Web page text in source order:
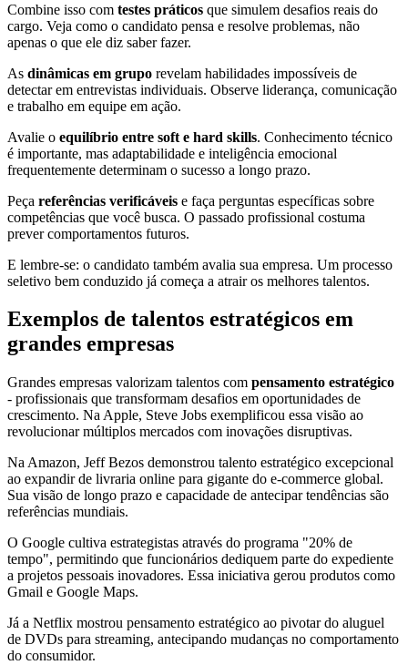
Combine isso com testes práticos que simulem desafios reais do
cargo. Veja como o candidato pensa e resolve problemas, não
apenas o que ele diz saber fazer.
As dinâmicas em grupo revelam habilidades impossíveis de
detectar em entrevistas individuais. Observe liderança, comunicação
e trabalho em equipe em ação.
Avalie o equilíbrio entre soft e hard skills. Conhecimento técnico
é importante, mas adaptabilidade e inteligência emocional
frequentemente determinam o sucesso a longo prazo.
Peça referências verificáveis e faça perguntas específicas sobre
competências que você busca. O passado profissional costuma
prever comportamentos futuros.
E lembre-se: o candidato também avalia sua empresa. Um processo
seletivo bem conduzido já começa a atrair os melhores talentos.
Exemplos de talentos estratégicos em
grandes empresas
Grandes empresas valorizam talentos com pensamento estratégico
- profissionais que transformam desafios em oportunidades de
crescimento. Na Apple, Steve Jobs exemplificou essa visão ao
revolucionar múltiplos mercados com inovações disruptivas.
Na Amazon, Jeff Bezos demonstrou talento estratégico excepcional
ao expandir de livraria online para gigante do e-commerce global.
Sua visão de longo prazo e capacidade de antecipar tendências são
referências mundiais.
O Google cultiva estrategistas através do programa "20% de
tempo", permitindo que funcionários dediquem parte do expediente
a projetos pessoais inovadores. Essa iniciativa gerou produtos como
Gmail e Google Maps.
Já a Netflix mostrou pensamento estratégico ao pivotar do aluguel
de DVDs para streaming, antecipando mudanças no comportamento
do consumidor.